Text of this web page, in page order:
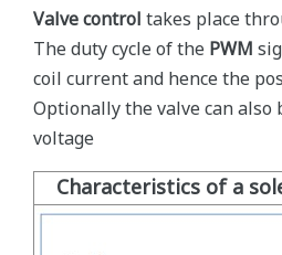
Valve control takes place
The duty cycle of the PWM
coil current and hence the
Optionally the valve can also
voltage
Characteristics of a